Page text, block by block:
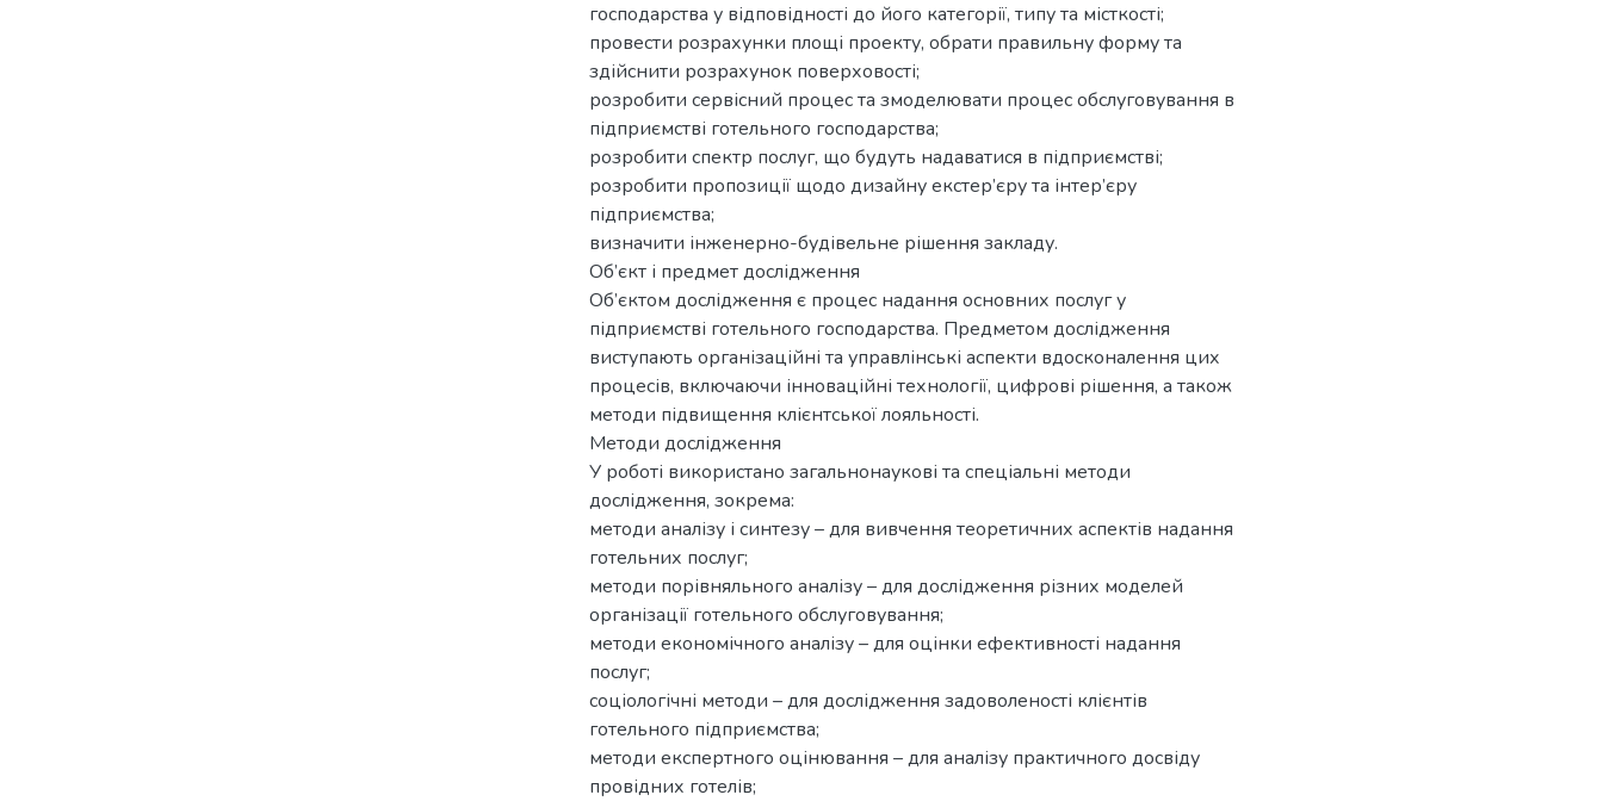
господарства у відповідності до його категорії, типу та місткості;
провести розрахунки площі проекту, обрати правильну форму та
здійснити розрахунок поверховості;
розробити сервісний процес та змоделювати процес обслуговування в
підприємстві готельного господарства;
розробити спектр послуг, що будуть надаватися в підприємстві;
розробити пропозиції щодо дизайну екстер’єру та інтер’єру
підприємства;
визначити інженерно-будівельне рішення закладу.
Об’єкт і предмет дослідження
Об’єктом дослідження є процес надання основних послуг у
підприємстві готельного господарства. Предметом дослідження
виступають організаційні та управлінські аспекти вдосконалення цих
процесів, включаючи інноваційні технології, цифрові рішення, а також
методи підвищення клієнтської лояльності.
Методи дослідження
У роботі використано загальнонаукові та спеціальні методи
дослідження, зокрема:
методи аналізу і синтезу – для вивчення теоретичних аспектів надання
готельних послуг;
методи порівняльного аналізу – для дослідження різних моделей
організації готельного обслуговування;
методи економічного аналізу – для оцінки ефективності надання
послуг;
соціологічні методи – для дослідження задоволеності клієнтів
готельного підприємства;
методи експертного оцінювання – для аналізу практичного досвіду
провідних готелів;